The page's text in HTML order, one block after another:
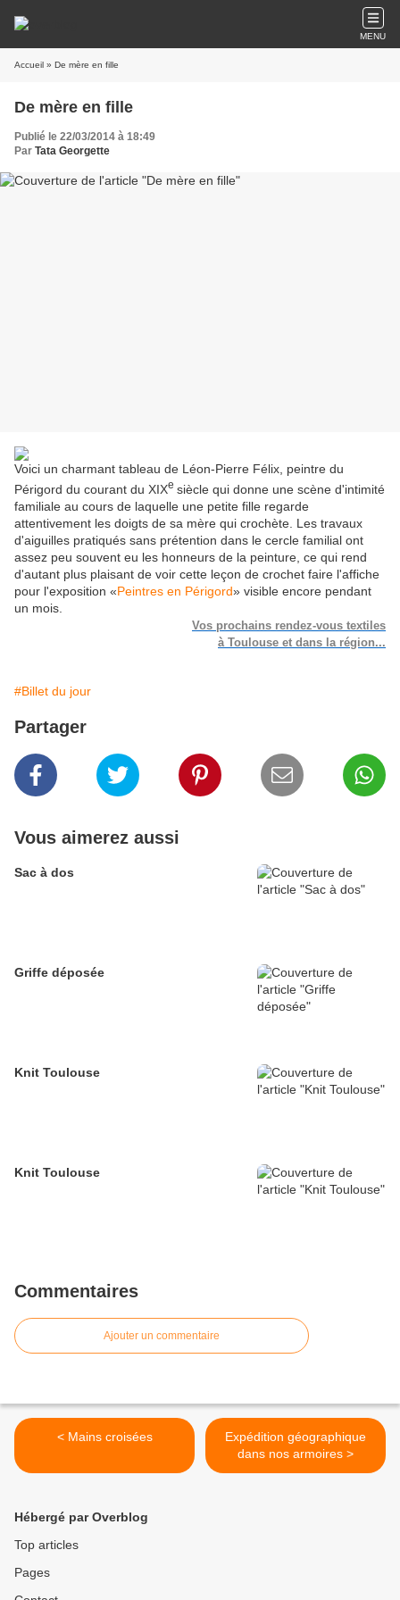
MENU
Accueil » De mère en fille
De mère en fille
Publié le 22/03/2014 à 18:49
Par Tata Georgette
Voici un charmant tableau de Léon-Pierre Félix, peintre du
Périgord du courant du XIXe siècle qui donne une scène d'intimité
familiale au cours de laquelle une petite fille regarde
attentivement les doigts de sa mère qui crochète. Les travaux
d'aiguilles pratiqués sans prétention dans le cercle familial ont
assez peu souvent eu les honneurs de la peinture, ce qui rend
d'autant plus plaisant de voir cette leçon de crochet faire l'affiche
pour l'exposition «Peintres en Périgord» visible encore pendant
un mois.
Vos prochains rendez-vous textiles
à Toulouse et dans la région...
#Billet du jour
Partager
Vous aimerez aussi
Sac à dos
Griffe déposée
Knit Toulouse
Knit Toulouse
Commentaires
Ajouter un commentaire
< Mains croisées
Expédition géographique
dans nos armoires >
Hébergé par Overblog
Top articles
Pages